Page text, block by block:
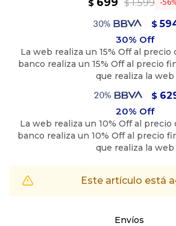
$ $1.599 56
$
$
Este artículo está
Envíos